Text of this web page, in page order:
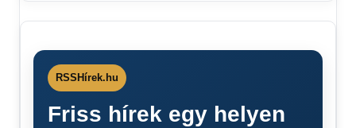
RSSHírek.hu
Friss hírek egy helyen